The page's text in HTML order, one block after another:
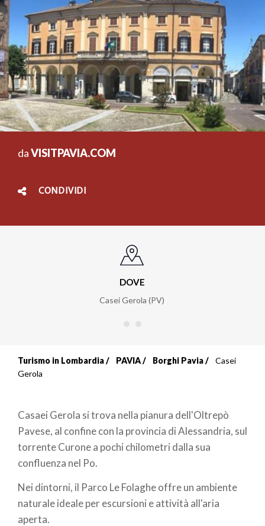
daVISITPAVIA.COM
CONDIVIDI
DOVE
Casei Gerola (PV)
Briciole
pane
Turismo in Lombardia PAVIA Borghi Pavia
Casei
Gerola
Casaei Gerola si trova nella pianura dell'Oltrepò
Pavese, al confine con la provincia di Alessandria, sul
torrente Curone a pochi chilometri dalla sua
confluenza nel Po.
Nei dintorni, il Parco Le Folaghe offre un ambiente
naturale ideale per escursioni e attività all'aria
aperta.